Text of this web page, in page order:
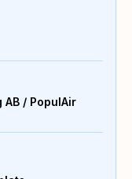
/ PopulAir